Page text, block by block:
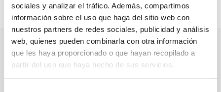
sociales y analizar el tráfico. Además, compartimos
información sobre el uso que haga del sitio web con
nuestros partners de redes sociales, publicidad y análisis
web, quienes pueden combinarla con otra información
que les haya proporcionado o que hayan recopilado a
partir del uso que haya hecho de sus servicios.
Compartir en:
Nuestro canal de Youtube